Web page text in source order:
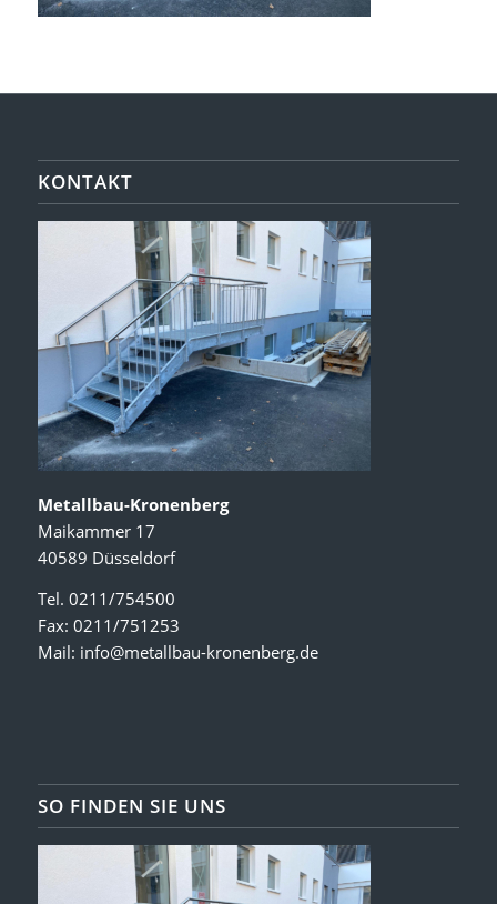
KONTAKT
Metallbau-Kronenberg
Maikammer 17
40589 Düsseldorf
Tel. 0211/754500
Fax: 0211/751253
Mail: info@metallbau-kronenberg.de
SO FINDEN SIE UNS